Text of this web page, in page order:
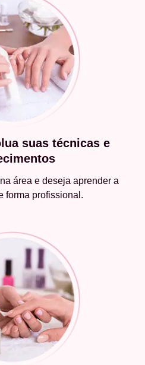
suas técnicas e
área e deseja aprender a
forma profissional.